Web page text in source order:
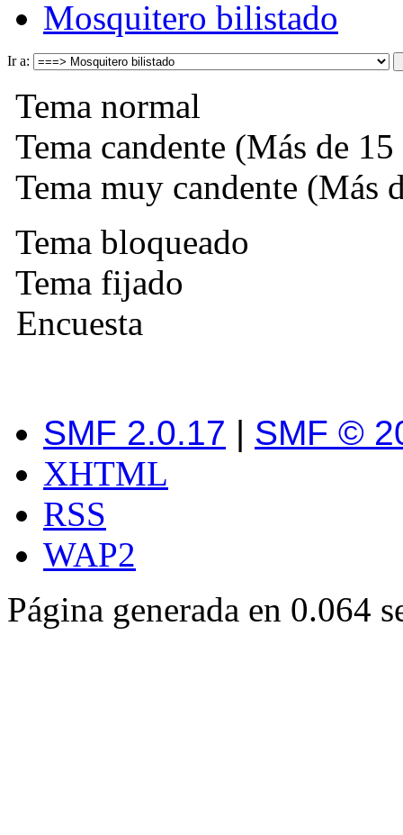
Mosquitero bilistado
Ir a:
Tema normal
Tema candente (Más de 15
Tema muy candente (Más
Tema bloqueado
Tema fijado
Encuesta
SMF 2.0.17 | SMF ©
XHTML
RSS
WAP2
Página generada en 0.064